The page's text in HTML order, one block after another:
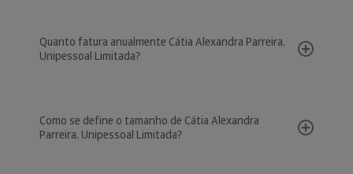
Quanto fatura anualmente Cátia Alexandra Parreira,
Unipessoal Limitada?
Como se define o tamanho de Cátia Alexandra
Parreira, Unipessoal Limitada?